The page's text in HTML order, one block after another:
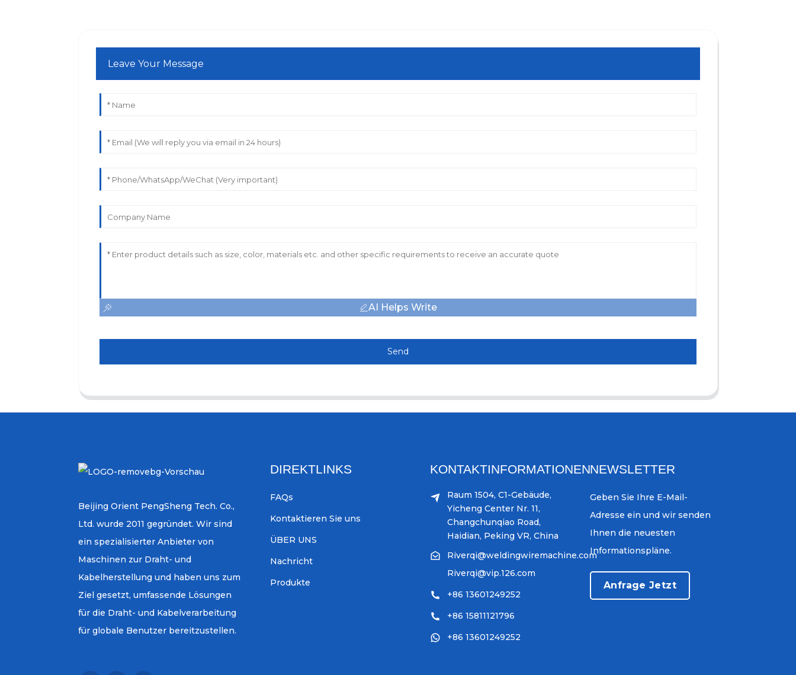
Leave Your Message
AI Helps Write
Send
Beijing Orient PengSheng Tech. Co.,
Ltd. wurde 2011 gegründet. Wir sind
ein spezialisierter Anbieter von
Maschinen zur Draht- und
Kabelherstellung und haben uns zum
Ziel gesetzt, umfassende Lösungen
für die Draht- und Kabelverarbeitung
für globale Benutzer bereitzustellen.
DIREKTLINKS
FAQs
Kontaktieren Sie uns
ÜBER UNS
Nachricht
Produkte
KONTAKTINFORMATIONEN
Raum 1504, C1-Gebäude,
Yicheng Center Nr. 11,
Changchunqiao Road,
Haidian, Peking VR, China
Riverqi@weldingwiremachine.com
Riverqi@vip.126.com
+86 13601249252
+86 15811121796
+86 13601249252
NEWSLETTER
Geben Sie Ihre E-Mail-
Adresse ein und wir senden
Ihnen die neuesten
Informationspläne.
Anfrage Jetzt